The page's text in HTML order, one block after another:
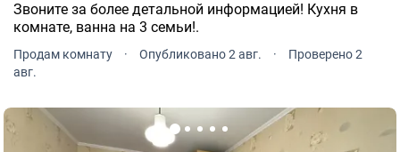
Звоните за более детальной информацией! Кухня в
комнате, ванна на 3 семьи!.
Продам комнату · Опубликовано 2 авг. ·
Проверено 2
авг.